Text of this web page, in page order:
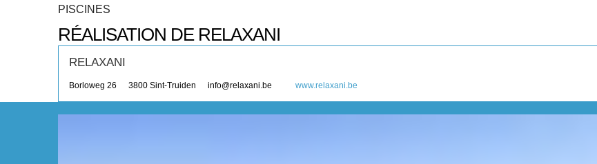
PISCINES
RÉALISATION DE RELAXANI
RELAXANI
Borloweg 26 3800 Sint-Truiden info@relaxani.be www.relaxani.be